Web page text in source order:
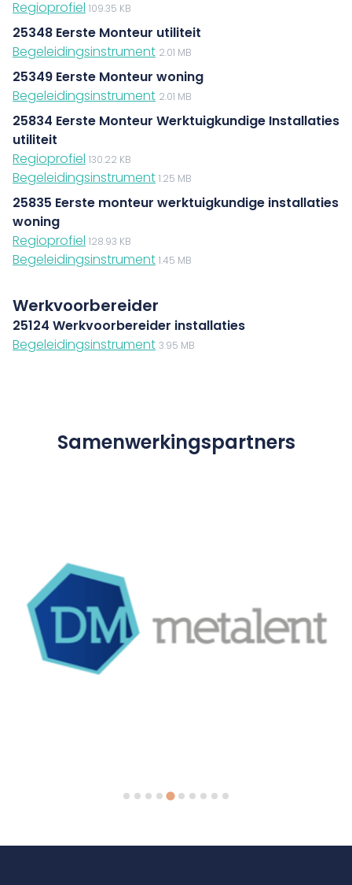
Regioprofiel 109.35 KB
25348 Eerste Monteur utiliteit
Begeleidingsinstrument 2.01 MB
25349 Eerste Monteur woning
Begeleidingsinstrument 2.01 MB
25834 Eerste Monteur Werktuigkundige Installaties
utiliteit
Regioprofiel 130.22 KB
Begeleidingsinstrument 1.25 MB
25835 Eerste monteur werktuigkundige installaties
woning
Regioprofiel 128.93 KB
Begeleidingsinstrument 1.45 MB
Werkvoorbereider
25124 Werkvoorbereider installaties
Begeleidingsinstrument 3.95 MB
Samenwerkingspartners